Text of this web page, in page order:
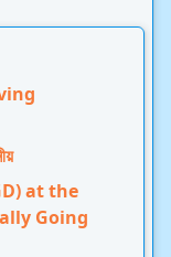
at the
Going